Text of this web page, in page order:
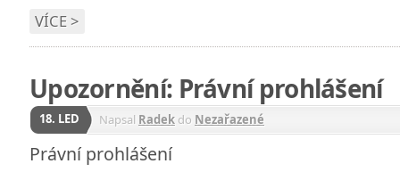
VÍCE >
Upozornění: Právní prohlášení
18. LED Napsal Radek do Nezařazené
Právní prohlášení